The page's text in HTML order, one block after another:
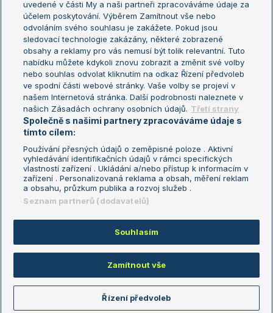
US Open
Turnaj mistrů
Turnaj mistryň
Aktualní trendy
Fotbalové přestupy
Livesport Daily
LS Prague Open
Podmínky užití
Nastavení soukromí
GDPR a žurnalistika
Reklama
Kontakt
Informace o zpracování osobních
údajů
Copyright © 2008-2026 TenisPortal.cz. Využíváme zpravodajství ČTK.
uvedené v části My a naši partneři zpracováváme údaje za
účelem poskytování. Výběrem Zamítnout vše nebo
odvoláním svého souhlasu je zakážete. Pokud jsou
sledovací technologie zakázány, některé zobrazené
obsahy a reklamy pro vás nemusí být tolik relevantní. Tuto
nabídku můžete kdykoli znovu zobrazit a změnit své volby
nebo souhlas odvolat kliknutím na odkaz Řízení předvoleb
ve spodní části webové stránky. Vaše volby se projeví v
našem Internetová stránka. Další podrobnosti naleznete v
našich Zásadách ochrany osobních údajů. Třetí strany
Společně s našimi partnery zpracováváme údaje s
tímto cílem:
Používání přesných údajů o zeměpisné poloze . Aktivní
vyhledávání identifikačních údajů v rámci specifických
vlastností zařízení . Ukládání a/nebo přístup k informacím v
zařízení . Personalizovaná reklama a obsah, měření reklam
a obsahu, průzkum publika a rozvoj služeb .
Seznam partnerů (dodavatelů)
Souhlasím
Zamítnout vše
Řízení předvoleb